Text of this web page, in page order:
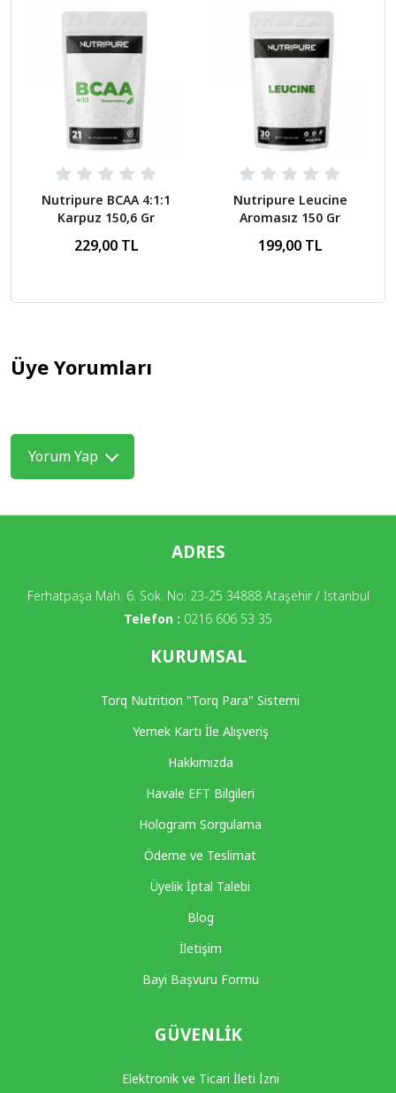
Nutripure BCAA 4:1:1
Karpuz 150,6 Gr
229,00 TL
Nutripure Leucine
Aromasız 150 Gr
199,00 TL
Üye Yorumları
Yorum Yap
ADRES
Ferhatpaşa Mah. 6. Sok. No: 23-25 34888 Ataşehir / İstanbul
Telefon : 0216 606 53 35
KURUMSAL
Torq Nutrition "Torq Para" Sistemi
Yemek Kartı İle Alışveriş
Hakkımızda
Havale EFT Bilgileri
Hologram Sorgulama
Ödeme ve Teslimat
Üyelik İptal Talebi
Blog
İletişim
Bayi Başvuru Formu
GÜVENLIK
Elektronik ve Ticari İleti İzni